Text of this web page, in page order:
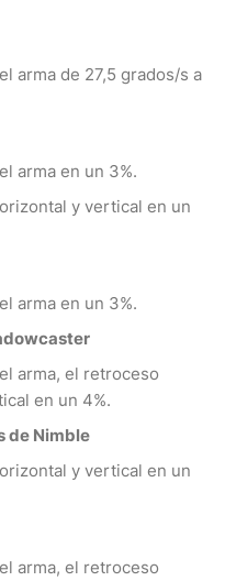
arma de 27,5 grados/s a
arma en un 3%.
y vertical en un
arma en un 3%.
arma, el retroceso
en un 4%.
de Nimble
y vertical en un
arma, el retroceso